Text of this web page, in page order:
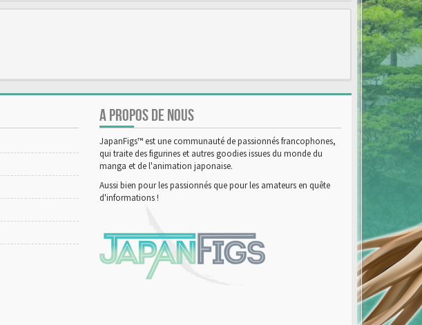
A PROPOS DE NOUS
JapanFigs™ est une communauté de passionnés francophones,
qui traite des figurines et autres goodies issues du monde du
manga et de l'animation japonaise.
Aussi bien pour les passionnés que pour les amateurs en quête
d'informations !